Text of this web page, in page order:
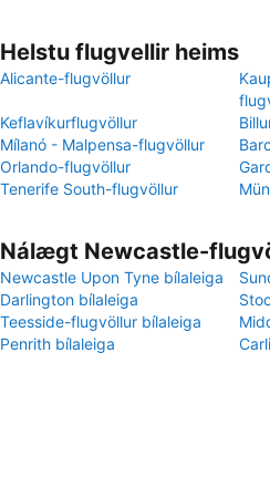
Helstu flugvellir heims
Alicante-flugvöllur
Keflavíkurflugvöllur
Mílanó - Malpensa-flugvöllur
Orlando-flugvöllur
Tenerife South-flugvöllur
Nálægt Newcastle-
Newcastle Upon Tyne bílaleiga
Darlington bílaleiga
Teesside-flugvöllur bílaleiga
Penrith bílaleiga